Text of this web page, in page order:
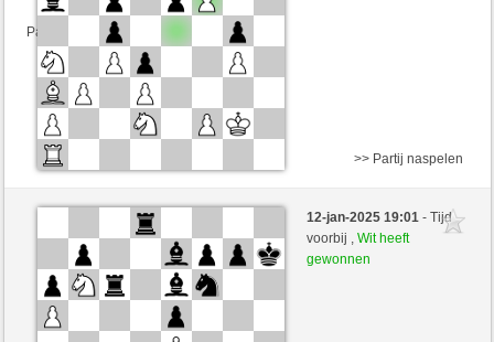
Partij telt mee voor de ranglijst
Zwart
Bobo1984 (1855) (-2)
MRobespierre (2305) (+2)
Speelduur: 2 minutes/side + 2 seconds/move
Partij telt mee voor de ranglijst
>> Partij naspelen
12-jan-2025 19:01- Tijd
voorbij ,Wit heeft
gewonnen